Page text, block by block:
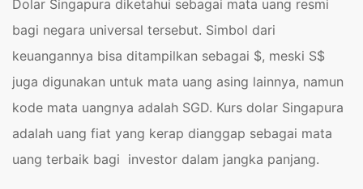
Dolar Singapura diketahui sebagai mata uang resmi
bagi negara universal tersebut. Simbol dari
keuangannya bisa ditampilkan sebagai $, meski S$
juga digunakan untuk mata uang asing lainnya, namun
kode mata uangnya adalah SGD. Kurs dolar Singapura
adalah uang fiat yang kerap dianggap sebagai mata
uang terbaik bagi investor dalam jangka panjang.